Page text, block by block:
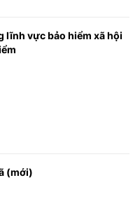
lĩnh vực bảo hiểm xã hội
(mới)